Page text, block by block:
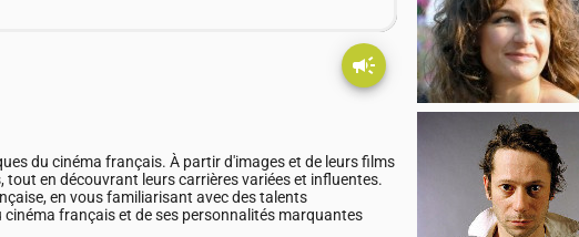
campaign
du cinéma français. À partir d'images et de leurs films
en découvrant leurs carrières variées et influentes.
en vous familiarisant avec des talents
français et de ses personnalités marquantes